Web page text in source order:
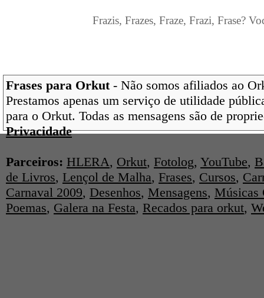
Frazis, Frazes, Fraze, Frazi, Frase?
Frases para Orkut- Não somos afiliados ao
Prestamos apenas um serviço de utilidade
para o Orkut. Todas as mensagens são de
Privacidade
Parceiros: HLERA, Orkut, Fotolog, YouTube,
de Livros, Lençol de Malha, Frases, Cursos,
Carnaval 2009, Desenhos, Mensagens, Músicas
Poemas, Galera na Festa, Recados para orkut,